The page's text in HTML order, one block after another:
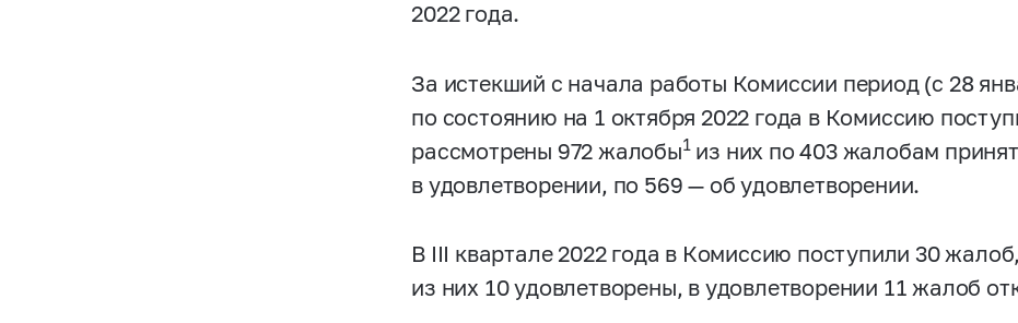
2022 года.
За истекший с начала работы Комиссии период (с 28
по состоянию на 1 октября 2022 года в Комиссию
рассмотрены 972 жалобы1из них по 403 жалобам
в удовлетворении, по 569 — об удовлетворении.
В III квартале 2022 года в Комиссию поступили 30
из них 10 удовлетворены, в удовлетворении 11 жалоб